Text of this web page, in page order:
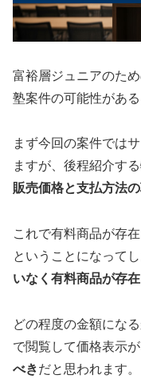
富裕層ジュニアのた
塾案件の可能性がある
まず今回の案件では
ますが、後程紹介す
販売価格と支払方法
これで有料商品が存
ということになってし
いなく有料商品が存
どの程度の金額にな
で閲覧して価格表示が
べきだと思われます。